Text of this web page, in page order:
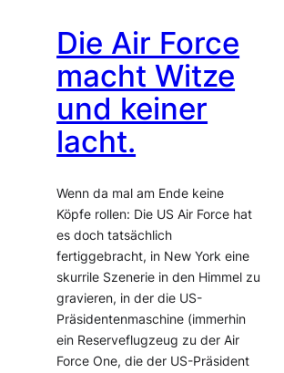
Die Air Force
macht Witze
und keiner
lacht.
Wenn da mal am Ende keine
Köpfe rollen: Die US Air Force hat
es doch tatsächlich
fertiggebracht, in New York eine
skurrile Szenerie in den Himmel zu
gravieren, in der die US-
Präsidentenmaschine (immerhin
ein Reserveflugzeug zu der Air
Force One, die der US-Präsident